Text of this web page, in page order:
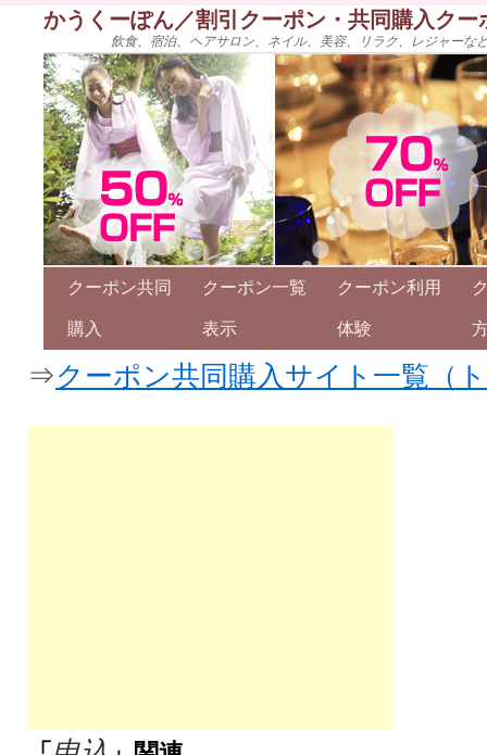
かうくーぽん／割引クーポン・共同購入ク
飲食、宿泊、ヘアサロン、ネイル、美容、リラク、レジャー
クーポン共同
購入
クーポン一覧
表示
クーポン利用
体験
⇒クーポン共同購入サイト一覧（